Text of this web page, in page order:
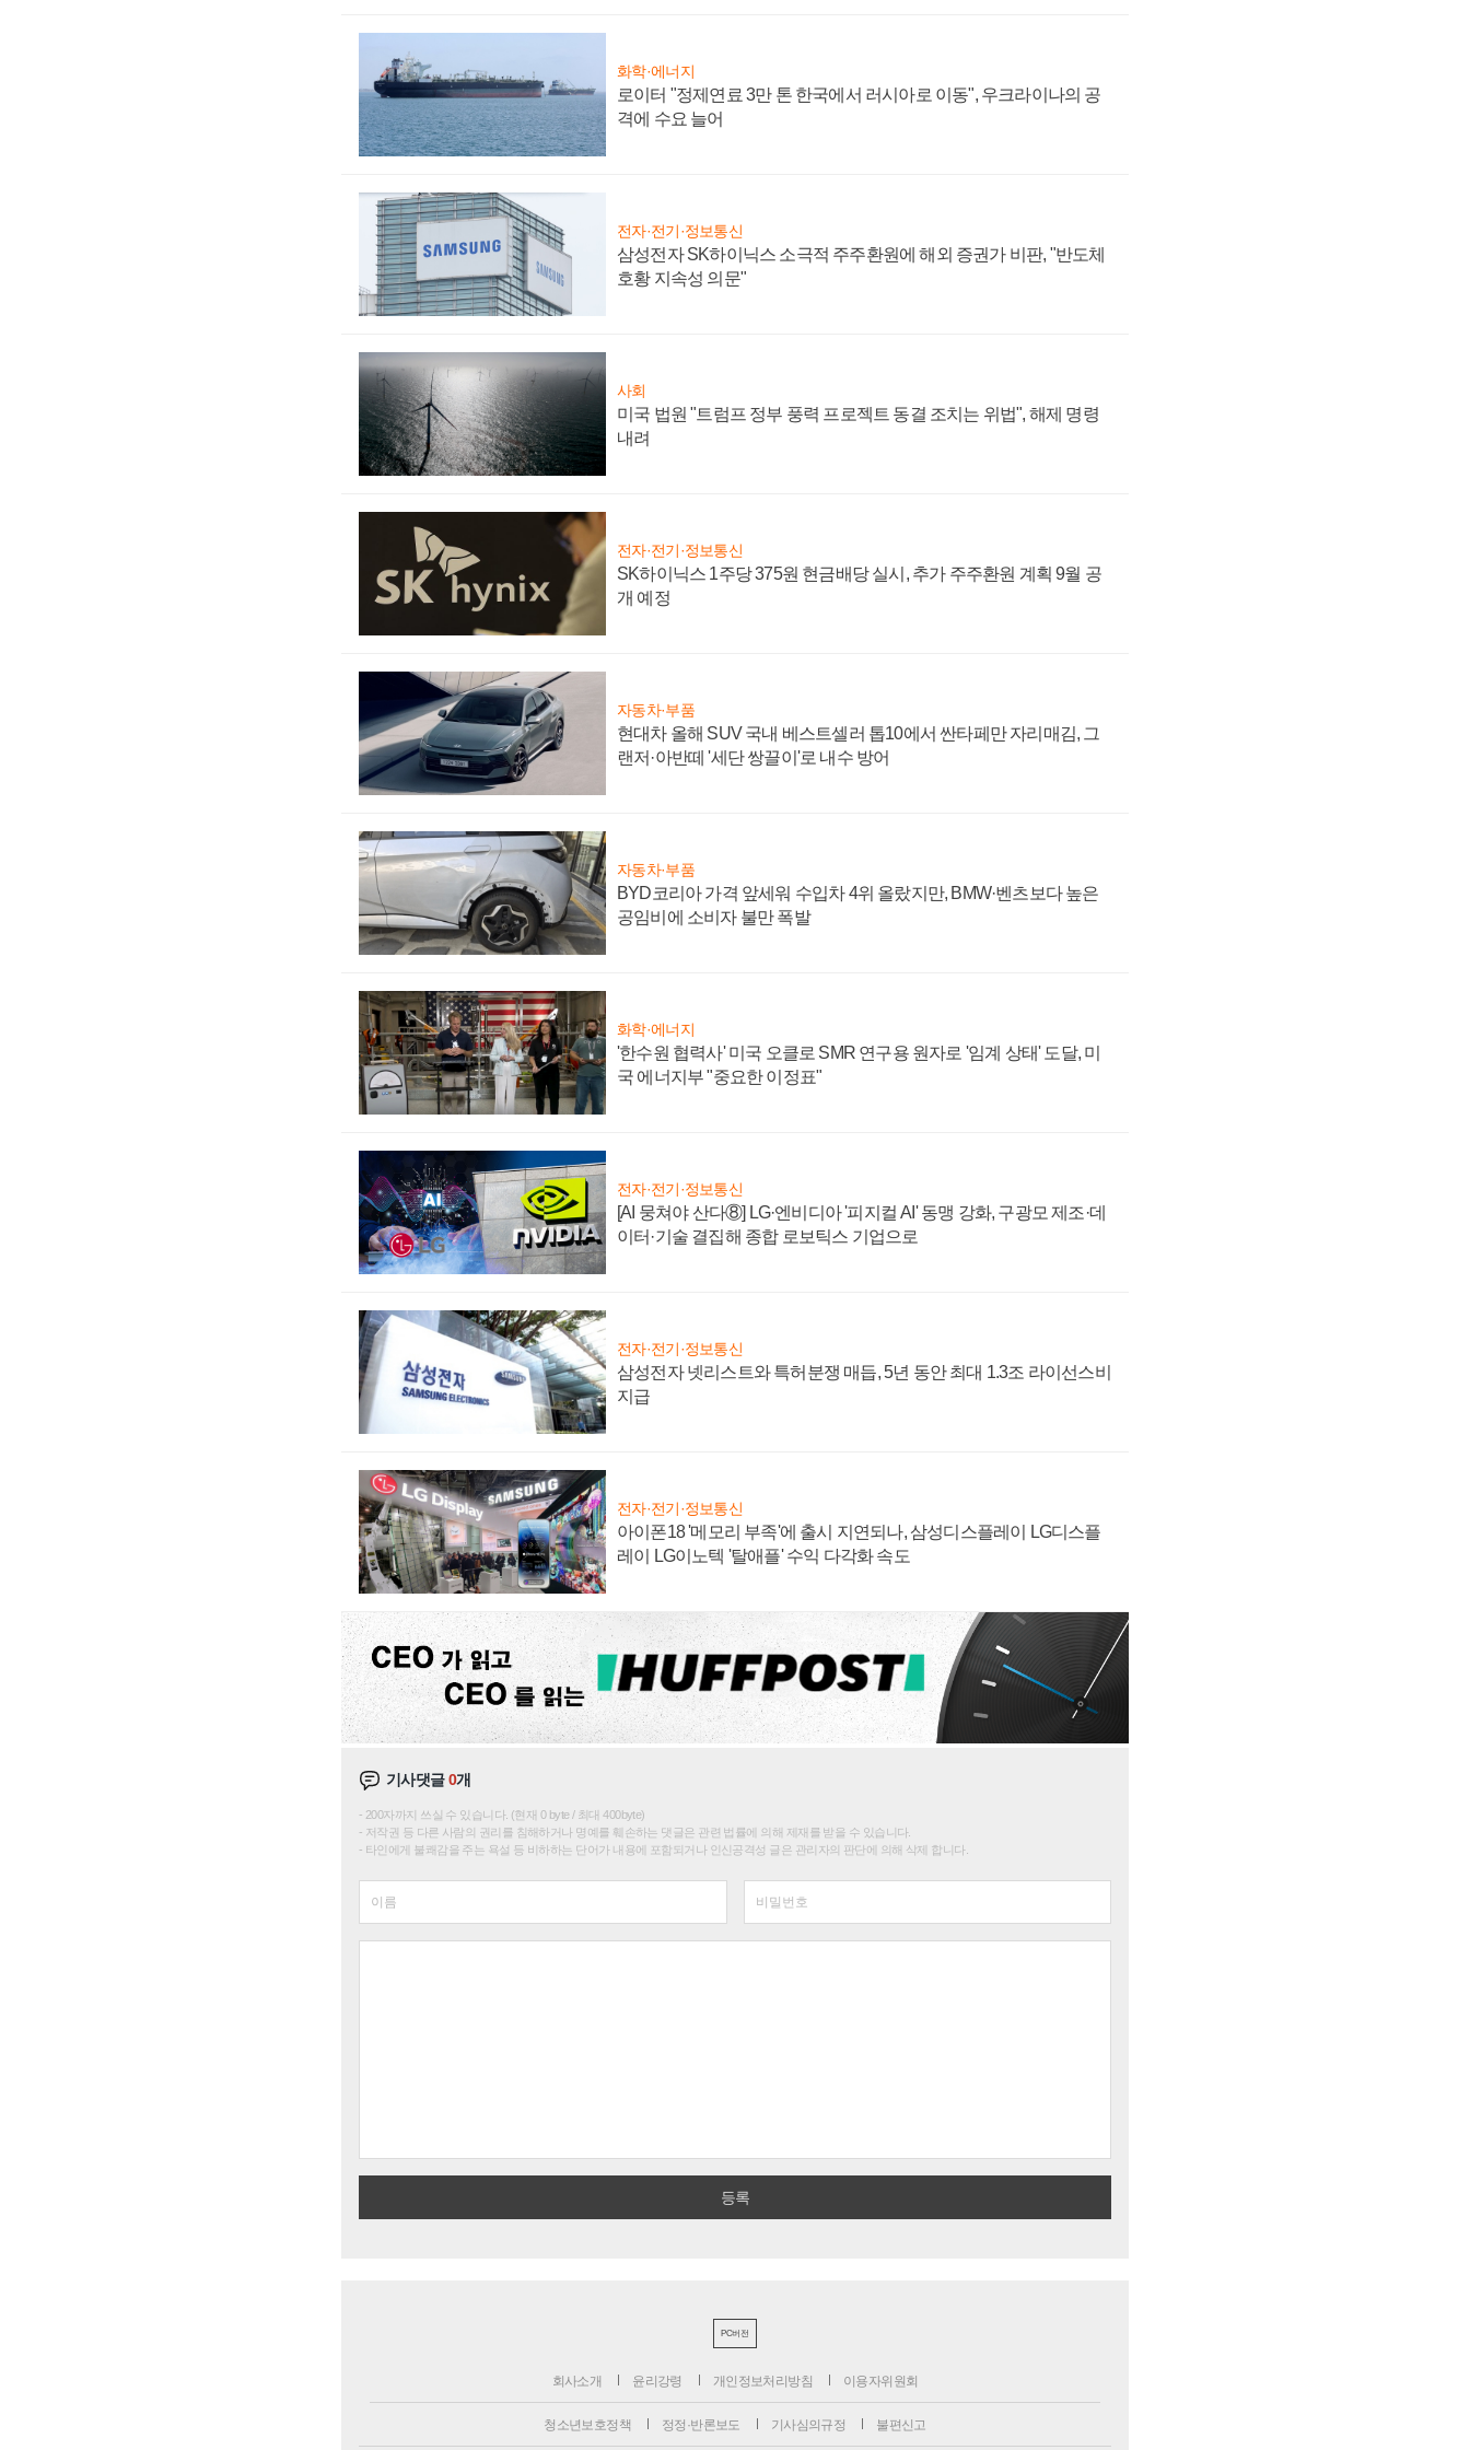
화학·에너지
로이터 "정제연료 3만 톤 한국에서 러시아로 이동", 우크라이나의 공
격에 수요 늘어
전자·전기·정보통신
삼성전자 SK하이닉스 소극적 주주환원에 해외 증권가 비판, "반도체
호황 지속성 의문"
사회
미국 법원 "트럼프 정부 풍력 프로젝트 동결 조치는 위법", 해제 명령
내려
전자·전기·정보통신
SK하이닉스 1주당 375원 현금배당 실시, 추가 주주환원 계획 9월 공
개 예정
자동차·부품
현대차 올해 SUV 국내 베스트셀러 톱10에서 싼타페만 자리매김, 그
랜저·아반떼 '세단 쌍끌이'로 내수 방어
자동차·부품
BYD코리아 가격 앞세워 수입차 4위 올랐지만, BMW·벤츠보다 높은
공임비에 소비자 불만 폭발
화학·에너지
'한수원 협력사' 미국 오클로 SMR 연구용 원자로 '임계 상태' 도달, 미
국 에너지부 "중요한 이정표"
전자·전기·정보통신
[AI 뭉쳐야 산다⑧] LG·엔비디아 '피지컬 AI' 동맹 강화, 구광모 제조·데
이터·기술 결집해 종합 로보틱스 기업으로
전자·전기·정보통신
삼성전자 넷리스트와 특허분쟁 매듭, 5년 동안 최대 1.3조 라이선스비
지급
전자·전기·정보통신
아이폰18 '메모리 부족'에 출시 지연되나, 삼성디스플레이 LG디스플
레이 LG이노텍 '탈애플' 수익 다각화 속도
기사댓글0개
200자까지 쓰실 수 있습니다. (현재 0 byte / 최대 400byte)
저작권 등 다른 사람의 권리를 침해하거나 명예를 훼손하는 댓글은 관련 법률에 의해 제재를 받을 수 있습니다.
타인에게 불쾌감을 주는 욕설 등 비하하는 단어가 내용에 포함되거나 인신공격성 글은 관리자의 판단에 의해 삭제 합니다.
PC버전
회사소개 윤리강령 개인정보처리방침 이용자위원회
청소년보호정책 정정·반론보도 기사심의규정 불편신고